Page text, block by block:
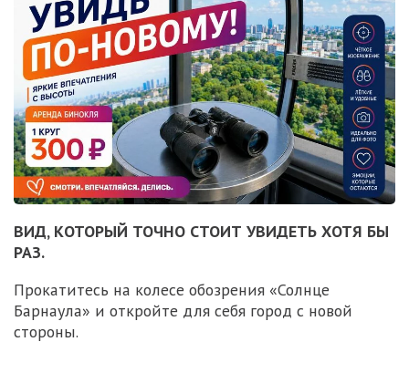
ВИД, КОТОРЫЙ ТОЧНО СТОИТ УВИДЕТЬ ХОТЯ БЫ
РАЗ.
Прокатитесь на колесе обозрения «Солнце
Барнаула» и откройте для себя город с новой
стороны.